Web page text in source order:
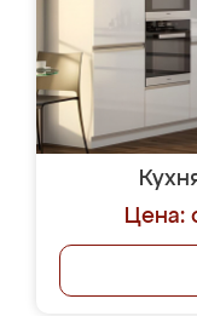
Цена: